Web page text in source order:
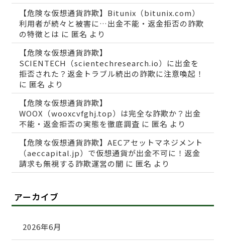
【危険な仮想通貨詐欺】Bitunix（bitunix.com）
利用者が続々と被害に…出金不能・返金拒否の詐欺
の特徴とは に 匿名 より
【危険な仮想通貨詐欺】
SCIENTECH（scientechresearch.io）に出金を
拒否された？返金トラブル続出の詐欺に注意喚起！
に 匿名 より
【危険な仮想通貨詐欺】
WOOX（wooxcvfghj.top）は完全な詐欺か？出金
不能・返金拒否の実態を徹底調査 に 匿名 より
【危険な仮想通貨詐欺】AECアセットマネジメント
（aeccapital.jp）で仮想通貨が出金不可に！返金
請求も無視する詐欺運営の闇 に 匿名 より
アーカイブ
2026年6月